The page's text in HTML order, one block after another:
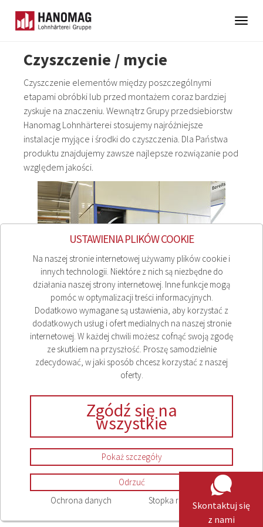
USTAWIENIA PLIKÓW COOKIE
Na naszej stronie internetowej używamy plików cookie i
innych technologii. Niektóre z nich są niezbędne do
działania naszej strony internetowej. Inne funkcje mogą
pomóc w optymalizacji treści informacyjnych.
Dodatkowo wymagane są ustawienia, aby korzystać z
dodatkowych usług i ofert medialnych na naszej stronie
internetowej. W każdej chwili możesz cofnąć swoją zgodę
ze skutkiem na przyszłość. Proszę samodzielnie
zdecydować, w jaki sposób chcesz korzystać z naszej
oferty.
Zgódź się na
wszystkie
Pokaż szczegóły
Odrzuć
Ochrona danych
Stopka redakcyjnaSkontaktuj się
z nami
Czyszczenie / mycie
Czyszczenie elementów między poszczególnymi
etapami obróbki lub przed montażem coraz bardziej
zyskuje na znaczeniu. Wewnątrz Grupy przedsiebiorstw
Hanomag Lohnhärterei stosujemy najróżniejsze
instalacje myjące i środki do czyszczenia. Dla Państwa
produktu znajdujemy zawsze najlepsze rozwiązanie pod
względem jakości.
Stopka redakcyjna
Ochrona danych
Sitemap
Ustawienia plików cookie